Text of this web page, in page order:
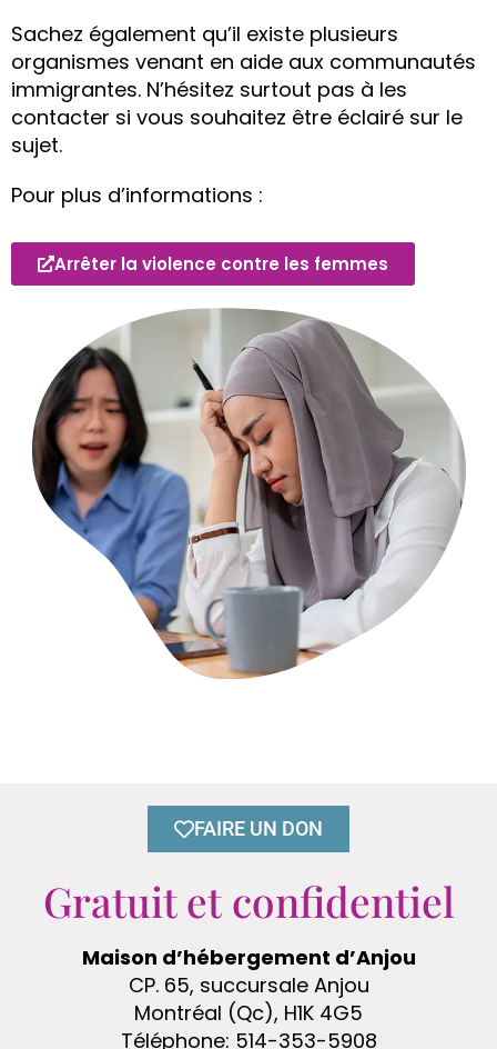
Sachez également qu’il existe plusieurs
organismes venant en aide aux communautés
immigrantes. N’hésitez surtout pas à les
contacter si vous souhaitez être éclairé sur le
sujet.
Pour plus d’informations :
Arrêter la violence contre les femmes
FAIRE UN DON
Gratuit et confidentiel
Maison d’hébergement d’Anjou
CP. 65, succursale Anjou
Montréal (Qc), H1K 4G5
Téléphone: 514-353-5908